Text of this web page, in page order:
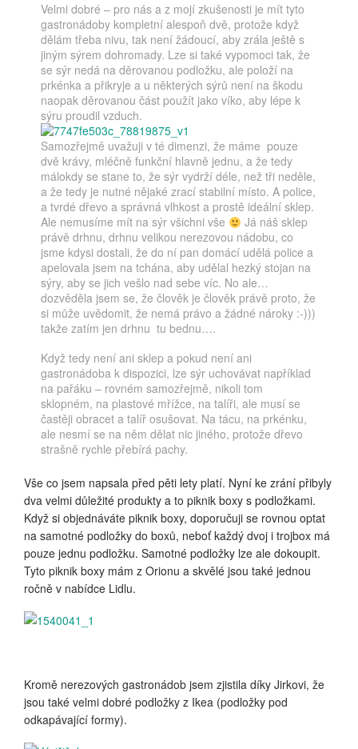
Velmi dobré – pro nás a z mojí zkušenosti je mít tyto
gastronádoby kompletní alespoň dvě, protože když
dělám třeba nivu, tak není žádoucí, aby zrála ještě s
jiným sýrem dohromady. Lze si také vypomoci tak, že
se sýr nedá na děrovanou podložku, ale položí na
prkénka a přikryje a u některých sýrů není na škodu
naopak děrovanou část použít jako víko, aby lépe k
sýru proudil vzduch.
Samozřejmě uvažuji v té dimenzi, že máme pouze
dvě krávy, mléčně funkční hlavně jednu, a že tedy
málokdy se stane to, že sýr vydrží déle, než tři neděle,
a že tedy je nutné nějaké zrací stabilní místo. A police,
a tvrdé dřevo a správná vlhkost a prostě ideální sklep.
Ale nemusíme mít na sýr všichni vše
Já náš sklep
právě drhnu, drhnu velikou nerezovou nádobu, co
jsme kdysi dostali, že do ní pan domácí udělá police a
apelovala jsem na tchána, aby udělal hezký stojan na
sýry, aby se jich vešlo nad sebe víc. No ale…
dozvěděla jsem se, že člověk je člověk právě proto, že
si může uvědomit, že nemá právo a žádné nároky :-)))
takže zatím jen drhnu tu bednu….
Když tedy není ani sklep a pokud není ani
gastronádoba k dispozici, lze sýr uchovávat například
na pařáku – rovném samozřejmě, nikoli tom
sklopném, na plastové mřížce, na talíři, ale musí se
častěji obracet a talíř osušovat. Na tácu, na prkénku,
ale nesmí se na něm dělat nic jiného, protože dřevo
strašně rychle přebírá pachy.
Vše co jsem napsala před pěti lety platí. Nyní ke zrání přibyly
dva velmi důležité produkty a to piknik boxy s podložkami.
Když si objednáváte piknik boxy, doporučuji se rovnou optat
na samotné podložky do boxů, neboť každý dvoj i trojbox má
pouze jednu podložku. Samotné podložky lze ale dokoupit.
Tyto piknik boxy mám z Orionu a skvělé jsou také jednou
ročně v nabídce Lidlu.
Kromě nerezových gastronádob jsem zjistila díky Jirkovi, že
jsou také velmi dobré podložky z Ikea (podložky pod
odkapávající formy).